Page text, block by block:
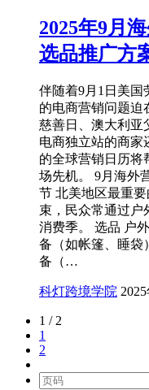
2025年9月
选品推广方
伴随着9月1日美国
的电商营销问题迫
慈善日、澳大利亚
电商独立站的商家
的全球营销日历将
场先机。 9月海外
节 北美地区最重
束，民众常通过户
消费季。 选品 户
备（如帐篷、睡袋
备（…
科灯跨境学院
1 / 2
1
2